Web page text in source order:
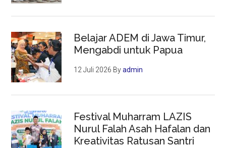
Belajar ADEM di Jawa Timur,
Mengabdi untuk Papua
12 Juli 2026 Byadmin
Festival Muharram LAZIS
Nurul Falah Asah Hafalan dan
Kreativitas Ratusan Santri